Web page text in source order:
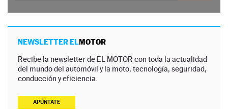
NEWSLETTER ELMOTOR
Recibe la newsletter de EL MOTOR con toda la actualidad
del mundo del automóvil y la moto, tecnología, seguridad,
conducción y eficiencia.
APÚNTATE